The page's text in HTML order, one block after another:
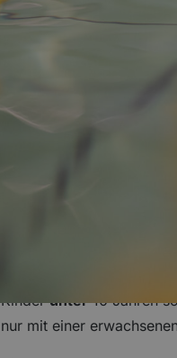
Aktuelles
Kinderunter10 Jahren
nur mit einer